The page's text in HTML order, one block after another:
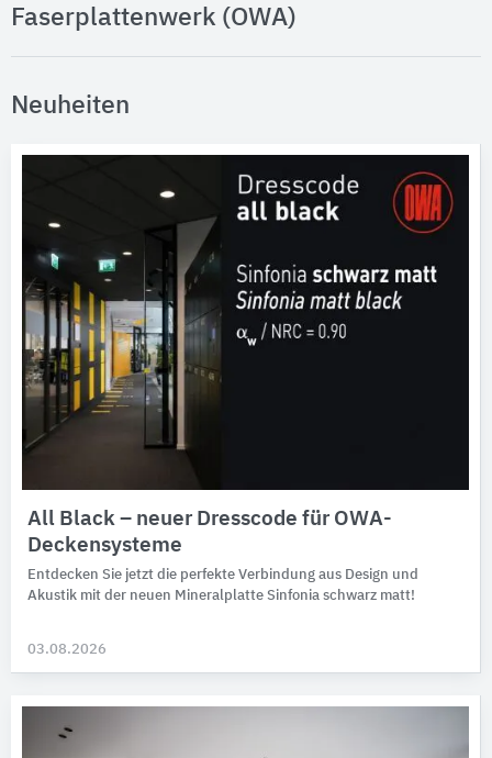
Faserplattenwerk (OWA)
Neuheiten
All Black – neuer Dresscode für OWA-
Deckensysteme
Entdecken Sie jetzt die per­fekte Ver­bin­dung aus Design und
Akustik mit der neuen Mineral­platte Sinfonia schwarz matt!
03.08.2026